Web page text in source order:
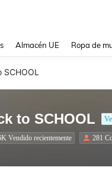
Almacén UE Ropa de
to SCHOOL
Vendido recientemente 281